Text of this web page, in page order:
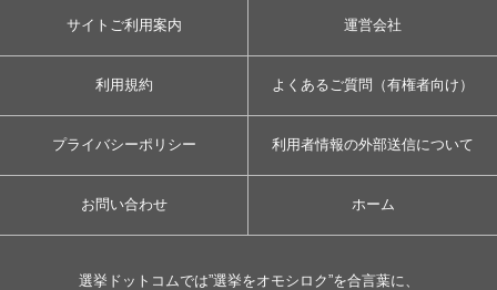
サイトご利用案内 運営会社
利用規約 よくあるご質問（有権者向け）
プライバシーポリシー 利用者情報の外部送信について
お問い合わせ ホーム
選挙ドットコムでは”選挙をオモシロク”を合言葉に、